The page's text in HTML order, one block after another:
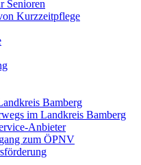
Senioren
Kurzzeitpflege
Bamberg
im Landkreis Bamberg
Anbieter
zum ÖPNV